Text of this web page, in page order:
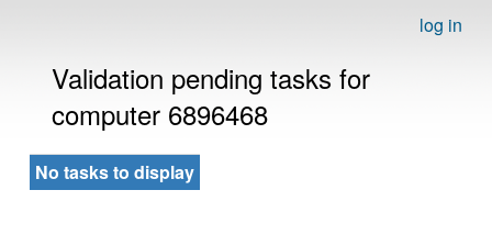
log in
Validation pending tasks for
computer 6896468
No tasks to display